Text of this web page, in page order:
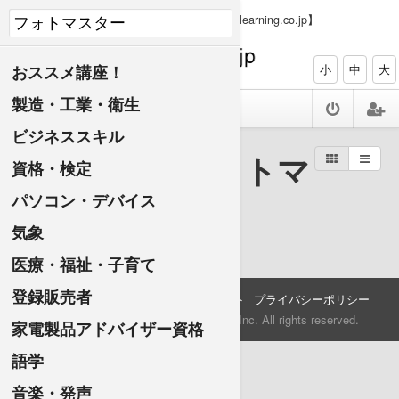
【PC、タブレット、スマホで資格ゲット elearning.co.jp】
小 中 大
おススメ講座！
製造・工業・衛生
ビジネススキル
資格・検定
パソコン・デバイス
気象
医療・福祉・子育て
登録販売者
家電製品アドバイザー資格
語学
音楽・発声
検索結果：フォトマ
スター
会社情報 講師になりたい方へ サポート
プライバシーポリシー
©2009-2015 KiBAN iNTERNATiONAL Inc. All rights reserved.